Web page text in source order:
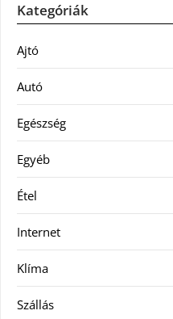
Kategóriák
Ajtó
Autó
Egészség
Egyéb
Étel
Internet
Klíma
Szállás